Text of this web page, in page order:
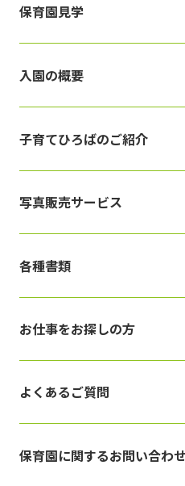
保育園見学
入園の概要
子育てひろばのご紹介
写真販売サービス
各種書類
お仕事をお探しの方
よくあるご質問
保育園に関するお問い合わせ